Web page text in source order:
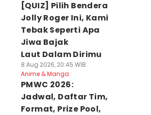
[QUIZ] Pilih Bendera
Jolly Roger Ini, Kami
Tebak Seperti Apa
Jiwa Bajak
Laut Dalam Dirimu
8 Aug 2026, 20:45 WIB
Anime & Manga
PMWC 2026:
Jadwal, Daftar Tim,
Format, Prize Pool,